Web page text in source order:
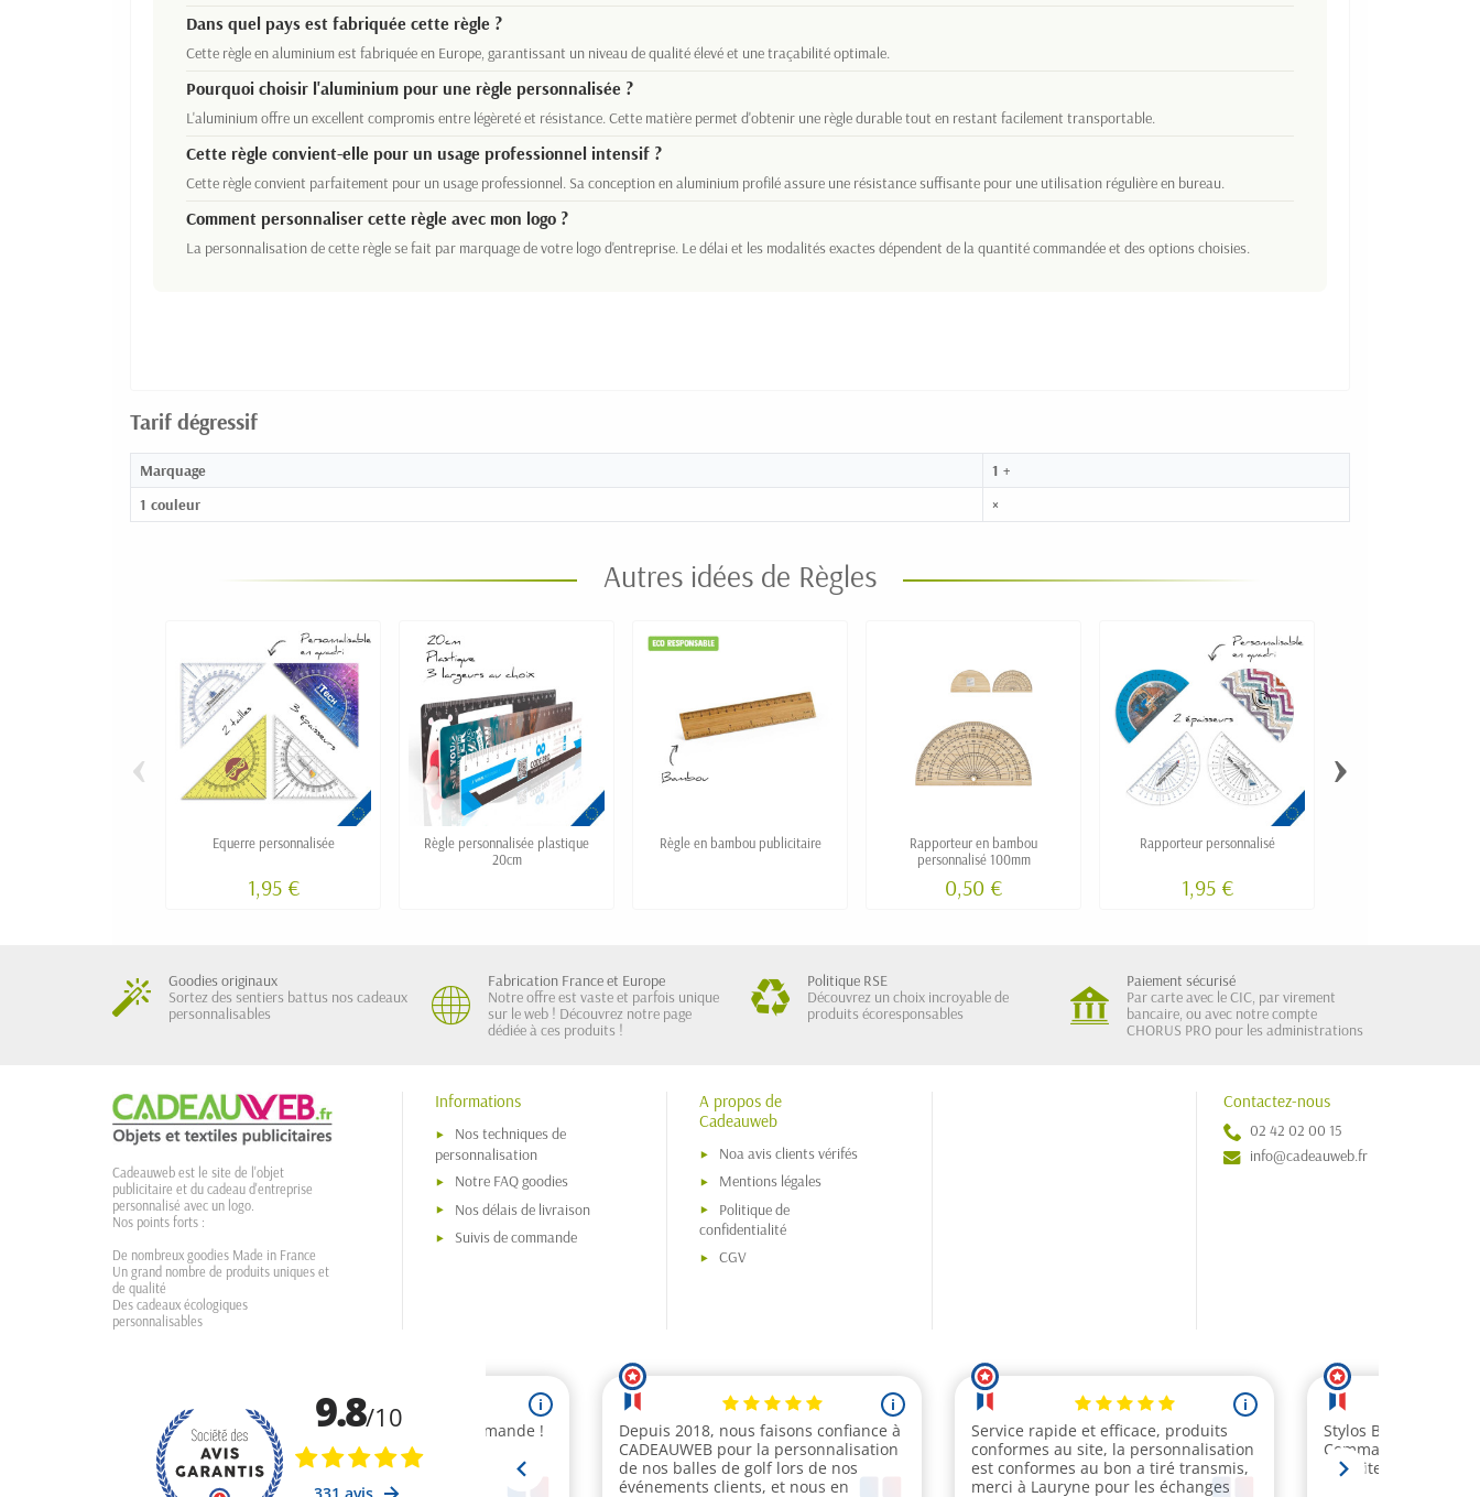
Dans quel pays est fabriquée cette règle ?
Cette règle en aluminium est fabriquée en Europe, garantissant un niveau de qualité élevé et une traçabilité optimale.
Pourquoi choisir l'aluminium pour une règle personnalisée ?
L'aluminium offre un excellent compromis entre légèreté et résistance. Cette matière permet d'obtenir une règle durable tout en restant facilement transportable.
Cette règle convient-elle pour un usage professionnel intensif ?
Cette règle convient parfaitement pour un usage professionnel. Sa conception en aluminium profilé assure une résistance suffisante pour une utilisation régulière en bureau.
Comment personnaliser cette règle avec mon logo ?
La personnalisation de cette règle se fait par marquage de votre logo d'entreprise. Le délai et les modalités exactes dépendent de la quantité commandée et des options choisies.
Tarif dégressif
Marquage
1 +
1 couleur
×
Autres idées de Règles
Equerre personnalisée
1,95 €
Règle personnalisée plastique
20cm
Règle en bambou publicitaire
Rapporteur en bambou
personnalisé 100mm
0,50 €
Rapporteur personnalisé
1,95 €
‹ ›
Goodies originaux
Sortez des sentiers battus nos cadeaux
personnalisables
Fabrication France et Europe
Notre offre est vaste et parfois unique
sur le web ! Découvrez notre page
dédiée à ces produits !
Politique RSE
Découvrez un choix incroyable de
produits écoresponsables
Paiement sécurisé
Par carte avec le CIC, par virement
bancaire, ou avec notre compte
CHORUS PRO pour les administrations
Cadeauweb est le site de l'objet
publicitaire et du cadeau d'entreprise
personnalisé avec un logo.
Nos points forts :
De nombreux goodies Made in France
Un grand nombre de produits uniques et
de qualité
Des cadeaux écologiques
personnalisables
Informations
Nos techniques de
personnalisation
Notre FAQ goodies
Nos délais de livraison
Suivis de commande
A propos de
Cadeauweb
Noa avis clients vérifés
Mentions légales
Politique de
confidentialité
CGV
Contactez-nous
02 42 02 00 15
info@cadeauweb.fr